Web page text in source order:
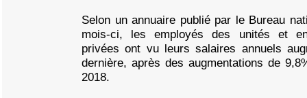
Selon un annuaire publié par le Bureau
mois-ci, les employés des unités et
privées ont vu leurs salaires annuels
dernière, après des augmentations de
2018.